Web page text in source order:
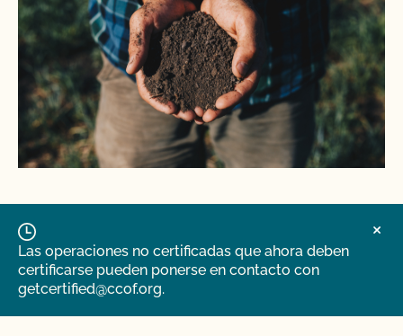
Las operaciones no certificadas que ahora deben
certificarse pueden ponerse en contacto con
getcertified@ccof.org.